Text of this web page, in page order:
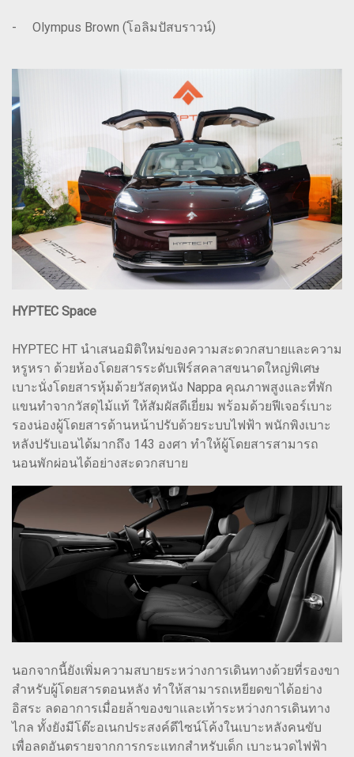
- Olympus Brown (โอลิมปัสบราวน์)
HYPTEC Space
HYPTEC HT นำเสนอมิติใหม่ของความสะดวกสบายและความ
หรูหรา ด้วยห้องโดยสารระดับเฟิร์สคลาสขนาดใหญ่พิเศษ
เบาะนั่งโดยสารหุ้มด้วยวัสดุหนัง Nappa คุณภาพสูงและที่พัก
แขนทำจากวัสดุไม้แท้ ให้สัมผัสดีเยี่ยม พร้อมด้วยฟีเจอร์เบาะ
รองน่องผู้โดยสารด้านหน้าปรับด้วยระบบไฟฟ้า พนักพิงเบาะ
หลังปรับเอนได้มากถึง 143 องศา ทำให้ผู้โดยสารสามารถ
นอนพักผ่อนได้อย่างสะดวกสบาย
นอกจากนี้ยังเพิ่มความสบายระหว่างการเดินทางด้วยที่รองขา
สำหรับผู้โดยสารตอนหลัง ทำให้สามารถเหยียดขาได้อย่าง
อิสระ ลดอาการเมื่อยล้าของขาและเท้าระหว่างการเดินทาง
ไกล ทั้งยังมีโต๊ะอเนกประสงค์ดีไซน์โค้งในเบาะหลังคนขับ
เพื่อลดอันตรายจากการกระแทกสำหรับเด็ก เบาะนวดไฟฟ้า